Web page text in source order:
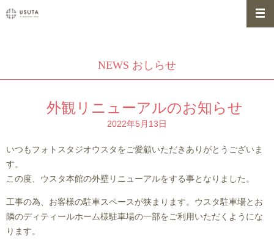
NEWS おしらせ
外観リニューアルのお知らせ
2022年5月13日
いつもフォトスタジオウスタをご愛顧いただきありがとうございま
す。
この度、ウスタ本館の外壁リニューアルをする事となりました。
工事の為、お客様の駐車スペースが狭まります。ウスタ駐車場とお
隣のディティールホーム様駐車場の一部をご利用いただくようにな
ります。